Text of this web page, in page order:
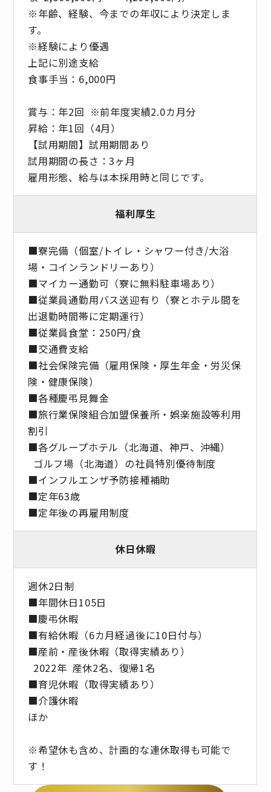
※年齢、経験、今までの年収により決定しま
す。
※経験により優遇
上記に別途支給
食事手当：6,000円
賞与：年2回 ※前年度実績2.0カ月分
昇給：年1回（4月）
【試用期間】試用期間あり
試用期間の長さ：3ヶ月
雇用形態、給与は本採用時と同じです。
福利厚生
■寮完備（個室/トイレ・シャワー付き/大浴
場・コインランドリーあり）
■マイカー通勤可（寮に無料駐車場あり）
■従業員通勤用バス送迎有り（寮とホテル間を
出退勤時間帯に定期運行）
■従業員食堂：250円/食
■交通費支給
■社会保険完備（雇用保険・厚生年金・労災保
険・健康保険）
■各種慶弔見舞金
■旅行業保険組合加盟保養所・娯楽施設等利用
割引
■各グループホテル（北海道、神戸、沖縄）
ゴルフ場（北海道）の社員特別優待制度
■インフルエンザ予防接種補助
■定年63歳
■定年後の再雇用制度
休日休暇
週休2日制
■年間休日105日
■慶弔休暇
■有給休暇（6カ月経過後に10日付与）
■産前・産後休暇（取得実績あり）
2022年 産休2名、復帰1名
■育児休暇（取得実績あり）
■介護休暇
ほか
※希望休も含め、計画的な連休取得も可能で
す！